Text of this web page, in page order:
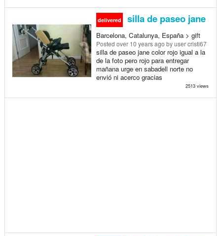
delivered silla de paseo jane
Barcelona, Catalunya, España > gift
Posted over 10 years ago by user cristi67
silla de paseo jane color rojo igual a la
de la foto pero rojo para entregar
mañana urge en sabadell norte no
envió ni acerco gracias
2513 views